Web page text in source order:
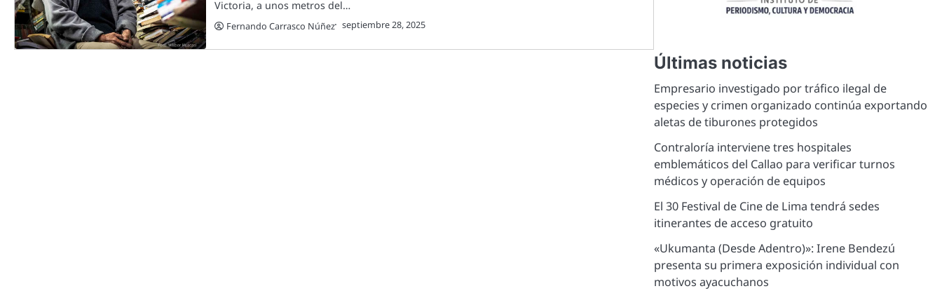
Victoria, a unos metros del…
Fernando Carrasco Núñez septiembre 28, 2025
Últimas noticias
Empresario investigado por tráfico ilegal de
especies y crimen organizado continúa exportando
aletas de tiburones protegidos
Contraloría interviene tres hospitales
emblemáticos del Callao para verificar turnos
médicos y operación de equipos
El 30 Festival de Cine de Lima tendrá sedes
itinerantes de acceso gratuito
«Ukumanta (Desde Adentro)»: Irene Bendezú
presenta su primera exposición individual con
motivos ayacuchanos